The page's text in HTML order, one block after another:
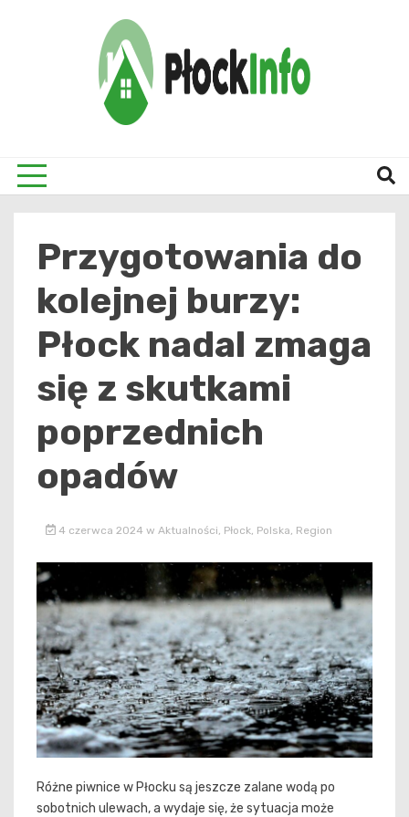
Przygotowania do
kolejnej burzy:
Płock nadal zmaga
się z skutkami
poprzednich
opadów
4 czerwca 2024 w Aktualności Płock, Polska Region
Różne piwnice w Płocku są jeszcze zalane wodą po
sobotnich ulewach, a wydaje się, że sytuacja może